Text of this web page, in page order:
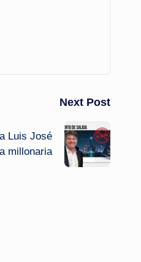
Next Post
Luis José
millonaria